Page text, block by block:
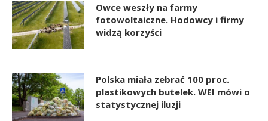
Owce weszły na farmy
fotowoltaiczne. Hodowcy i firmy
widzą korzyści
Polska miała zebrać 100 proc.
plastikowych butelek. WEI mówi o
statystycznej iluzji